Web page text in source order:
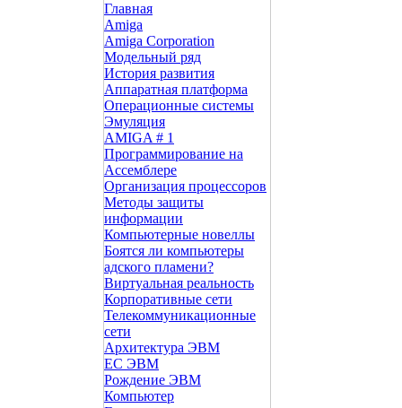
Главная
Amiga
Amiga Corporation
Модельный ряд
История развития
Аппаратная платформа
Операционные системы
Эмуляция
AMIGA # 1
Программирование на
Ассемблере
Организация процессоров
Методы защиты
информации
Компьютерные новеллы
Боятся ли компьютеры
адского пламени?
Виртуальная реальность
Корпоративные сети
Телекоммуникационные
сети
Архитектура ЭВМ
ЕС ЭВМ
Рождение ЭВМ
Компьютер